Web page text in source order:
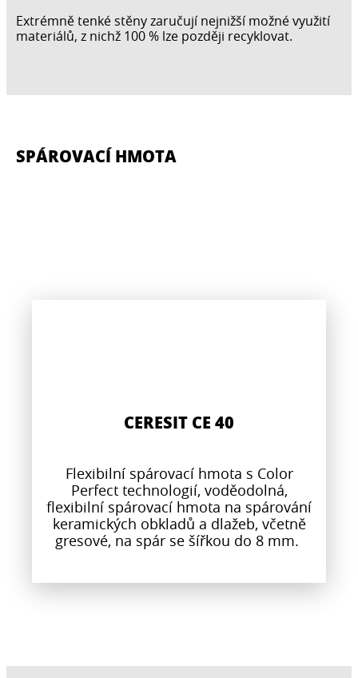
Extrémně tenké stěny zaručují nejnižší možné využití
materiálů, z nichž 100 % lze později recyklovat.
SPÁROVACÍ HMOTA
CERESIT CE 40
Flexibilní spárovací hmota s Color
Perfect technologií, voděodolná,
flexibilní spárovací hmota na spárování
keramických obkladů a dlažeb, včetně
gresové, na spár se šířkou do 8 mm.